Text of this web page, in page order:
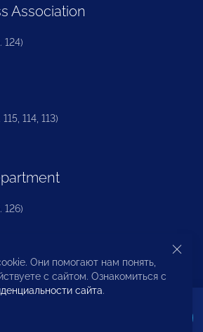
Association
124)
114, 113)
126)
Rights Protection
Они помогают нам понять,
с сайтом. Ознакомиться с
сайта.